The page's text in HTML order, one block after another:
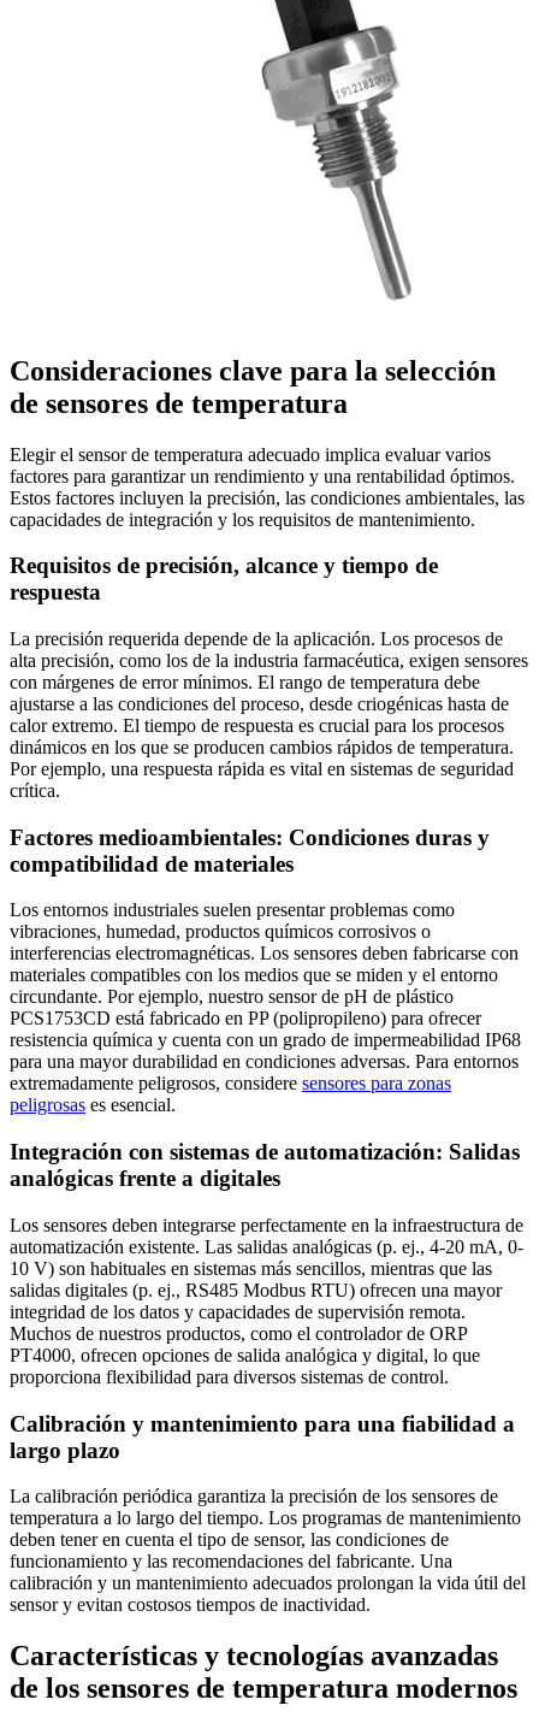
Consideraciones clave para la selección
de sensores de temperatura
Elegir el sensor de temperatura adecuado implica evaluar varios
factores para garantizar un rendimiento y una rentabilidad óptimos.
Estos factores incluyen la precisión, las condiciones ambientales, las
capacidades de integración y los requisitos de mantenimiento.
Requisitos de precisión, alcance y tiempo de
respuesta
La precisión requerida depende de la aplicación. Los procesos de
alta precisión, como los de la industria farmacéutica, exigen sensores
con márgenes de error mínimos. El rango de temperatura debe
ajustarse a las condiciones del proceso, desde criogénicas hasta de
calor extremo. El tiempo de respuesta es crucial para los procesos
dinámicos en los que se producen cambios rápidos de temperatura.
Por ejemplo, una respuesta rápida es vital en sistemas de seguridad
crítica.
Factores medioambientales: Condiciones duras y
compatibilidad de materiales
Los entornos industriales suelen presentar problemas como
vibraciones, humedad, productos químicos corrosivos o
interferencias electromagnéticas. Los sensores deben fabricarse con
materiales compatibles con los medios que se miden y el entorno
circundante. Por ejemplo, nuestro sensor de pH de plástico
PCS1753CD está fabricado en PP (polipropileno) para ofrecer
resistencia química y cuenta con un grado de impermeabilidad IP68
para una mayor durabilidad en condiciones adversas. Para entornos
extremadamente peligrosos, considere sensores para zonas
peligrosas es esencial.
Integración con sistemas de automatización: Salidas
analógicas frente a digitales
Los sensores deben integrarse perfectamente en la infraestructura de
automatización existente. Las salidas analógicas (p. ej., 4-20 mA, 0-
10 V) son habituales en sistemas más sencillos, mientras que las
salidas digitales (p. ej., RS485 Modbus RTU) ofrecen una mayor
integridad de los datos y capacidades de supervisión remota.
Muchos de nuestros productos, como el controlador de ORP
PT4000, ofrecen opciones de salida analógica y digital, lo que
proporciona flexibilidad para diversos sistemas de control.
Calibración y mantenimiento para una fiabilidad a
largo plazo
La calibración periódica garantiza la precisión de los sensores de
temperatura a lo largo del tiempo. Los programas de mantenimiento
deben tener en cuenta el tipo de sensor, las condiciones de
funcionamiento y las recomendaciones del fabricante. Una
calibración y un mantenimiento adecuados prolongan la vida útil del
sensor y evitan costosos tiempos de inactividad.
Características y tecnologías avanzadas
de los sensores de temperatura modernos